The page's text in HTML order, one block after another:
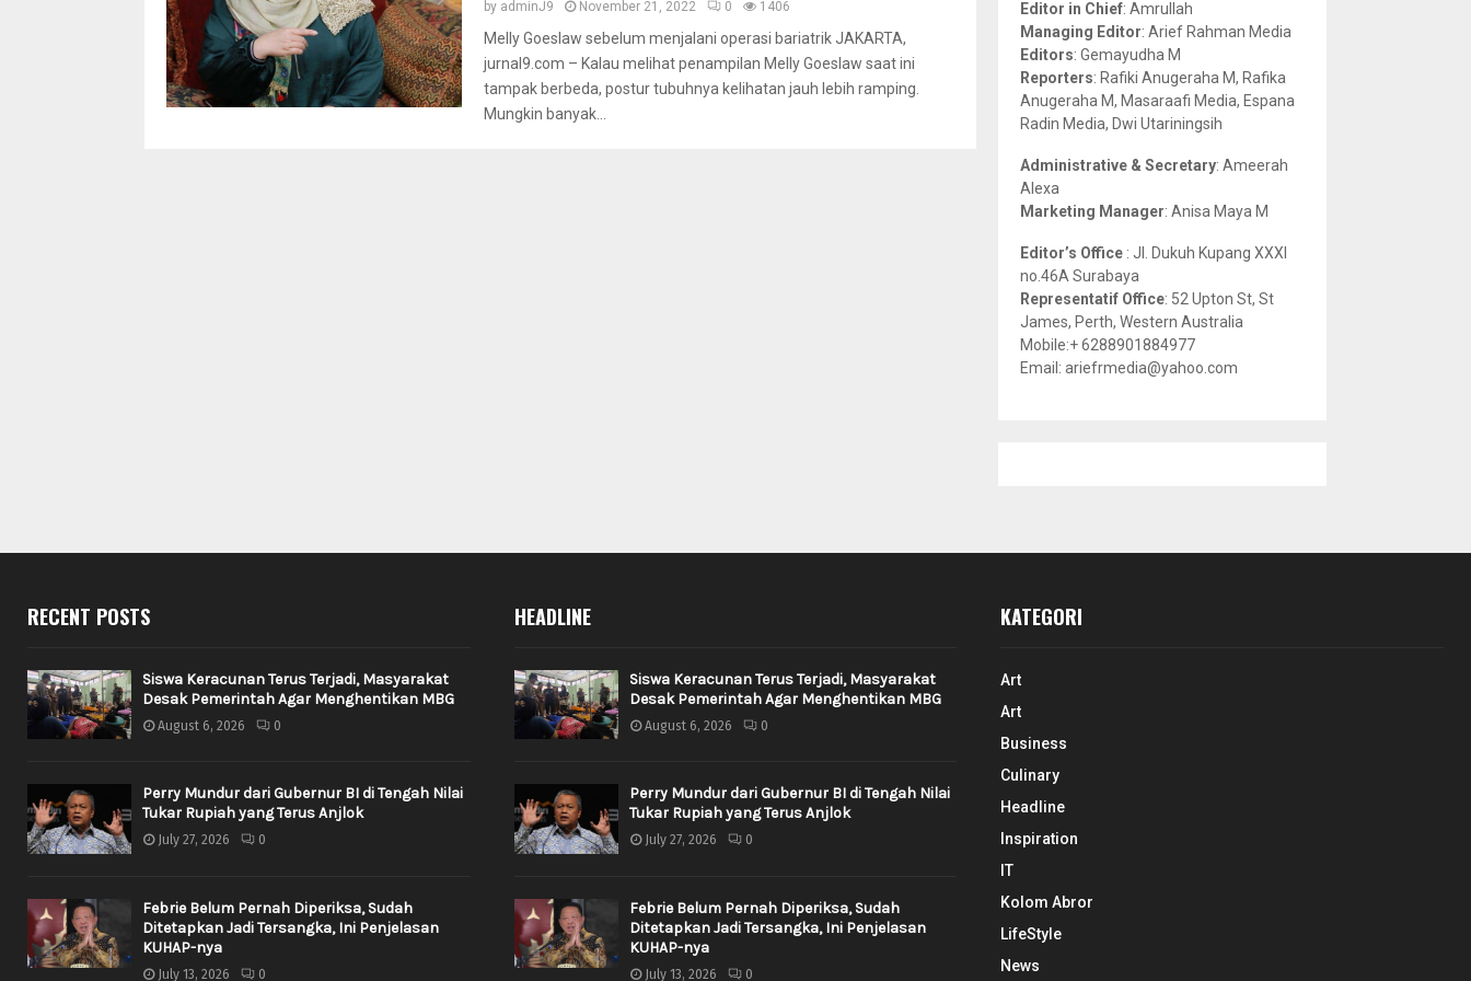
by adminJ9 November 21, 2022 0 1406
Melly Goeslaw sebelum menjalani operasi bariatrik JAKARTA,
jurnal9.com – Kalau melihat penampilan Melly Goeslaw saat ini
tampak berbeda, postur tubuhnya kelihatan jauh lebih ramping.
Mungkin banyak...
r
:
R
H
Editor in Chief: Amrullah
Managing Editor: Arief Rahman Media
Editors: Gemayudha M
Reporters: Rafiki Anugeraha M, Rafika
Anugeraha M, Masaraafi Media, Espana
Radin Media, Dwi Utariningsih
Administrative & Secretary: Ameerah
Alexa
Marketing Manager: Anisa Maya M
Editor’s Office : Jl. Dukuh Kupang XXXI
no.46A Surabaya
Representatif Office: 52 Upton St, St
James, Perth, Western Australia
Mobile:+ 6288901884977
Email: ariefrmedia@yahoo.com
RECENT POSTS
Siswa Keracunan Terus Terjadi, Masyarakat
Desak Pemerintah Agar Menghentikan MBG
August 6, 2026 0
Perry Mundur dari Gubernur BI di Tengah Nilai
Tukar Rupiah yang Terus Anjlok
July 27, 2026 0
Febrie Belum Pernah Diperiksa, Sudah
Ditetapkan Jadi Tersangka, Ini Penjelasan
KUHAP-nya
July 13, 2026 0
HEADLINE
Siswa Keracunan Terus Terjadi, Masyarakat
Desak Pemerintah Agar Menghentikan MBG
August 6, 2026 0
Perry Mundur dari Gubernur BI di Tengah Nilai
Tukar Rupiah yang Terus Anjlok
July 27, 2026 0
Febrie Belum Pernah Diperiksa, Sudah
Ditetapkan Jadi Tersangka, Ini Penjelasan
KUHAP-nya
July 13, 2026 0
KATEGORI
Art
Art
Business
Culinary
Headline
Inspiration
IT
Kolom Abror
LifeStyle
News